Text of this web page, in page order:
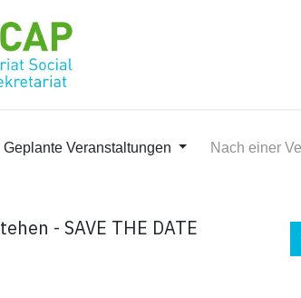
Geplante Veranstaltungen
- SAVE THE DATE